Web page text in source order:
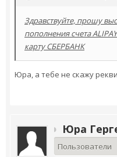
Здравствуйте, прошу
пополнения счета
карту СБЕРБАНК
Юра, а тебе не скажу
Юра
Пользователи